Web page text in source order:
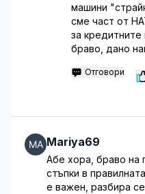
машини
сме част от
за кредитните
браво, дано
Отговори
Mariya69
Абе хора, браво на
стъпки в
е важен, разбира